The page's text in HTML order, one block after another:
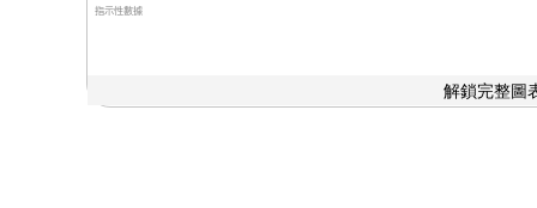
指示性數據
解鎖完整圖